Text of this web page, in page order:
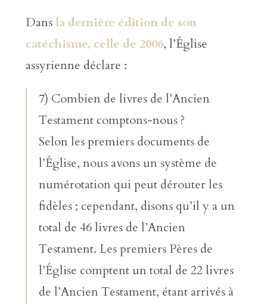
Dansla dernière édition de son
catéchisme, celle de 2006, l’Église
assyrienne déclare :
7) Combien de livres de l’Ancien
Testament comptons-nous ?
Selon les premiers documents de
l’Église, nous avons un système de
numérotation qui peut dérouter les
fidèles ; cependant, disons qu’il y a un
total de 46 livres de l’Ancien
Testament. Les premiers Pères de
l’Église comptent un total de 22 livres
de l’Ancien Testament, étant arrivés à